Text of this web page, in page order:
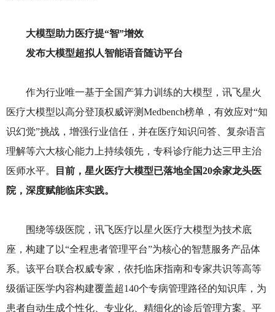
大模型助力医疗提“智”增效
发布大模型超拟人智能语音随访平台
作为行业唯一基于全国产算力训练的大模型，讯飞星火
医疗大模型以高分登顶权威评测Medbench榜单，有效应对“知
识幻觉”挑战，增强行业信任，并在医疗知识问答、复杂语言
理解等六大核心能力上持续领先，专科诊疗能力达三甲主治
医师水平。
目前，星火医疗大模型已落地全国20余家龙头医
院，深度赋能临床实践。
围绕等级医院，讯飞医疗以星火医疗大模型为技术底
座，构建了以“全程患者管理平台”为核心的智慧服务产品体
系。该平台联合权威专家，依托临床指南和专家共识等高等
级循证医学内容构建覆盖超140个专病管理路径的知识库，为
患者自动生成个性化、专业化、精细化的诊后管理方案。平